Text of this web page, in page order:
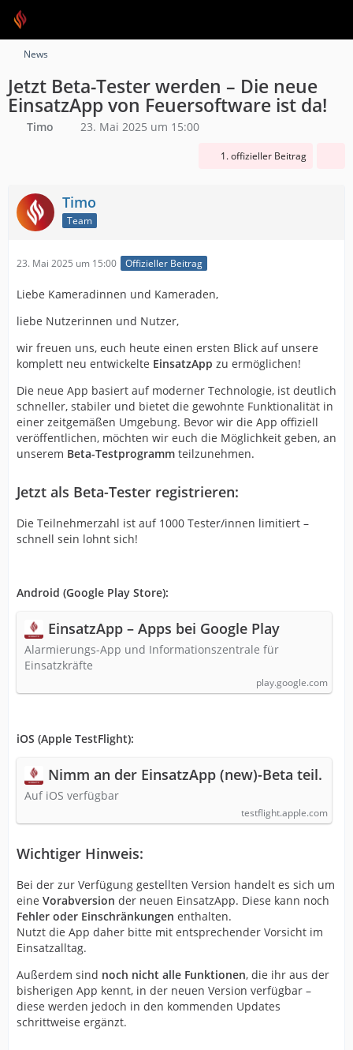
News
Jetzt Beta-Tester werden – Die neue
EinsatzApp von Feuersoftware ist da!
Timo 23. Mai 2025 um 15:00
1. offizieller Beitrag
Timo
Team
23. Mai 2025 um 15:00 Offizieller Beitrag
Liebe Kameradinnen und Kameraden,
liebe Nutzerinnen und Nutzer,
wir freuen uns, euch heute einen ersten Blick auf unsere
komplett neu entwickelte EinsatzApp zu ermöglichen!
Die neue App basiert auf moderner Technologie, ist deutlich
schneller, stabiler und bietet die gewohnte Funktionalität in
einer zeitgemäßen Umgebung. Bevor wir die App offiziell
veröffentlichen, möchten wir euch die Möglichkeit geben, an
unserem Beta-Testprogramm teilzunehmen.
Jetzt als Beta-Tester registrieren:
Die Teilnehmerzahl ist auf 1000 Tester/innen limitiert –
schnell sein lohnt sich!
Android (Google Play Store):
EinsatzApp – Apps bei Google Play
Alarmierungs-App und Informationszentrale für
Einsatzkräfte
play.google.com
iOS (Apple TestFlight):
Nimm an der EinsatzApp (new)-Beta teil.
Auf iOS verfügbar
testflight.apple.com
Wichtiger Hinweis:
Bei der zur Verfügung gestellten Version handelt es sich um
eine Vorabversion der neuen EinsatzApp. Diese kann noch
Fehler oder Einschränkungen enthalten.
Nutzt die App daher bitte mit entsprechender Vorsicht im
Einsatzalltag.
Außerdem sind noch nicht alle Funktionen, die ihr aus der
bisherigen App kennt, in der neuen Version verfügbar –
diese werden jedoch in den kommenden Updates
schrittweise ergänzt.